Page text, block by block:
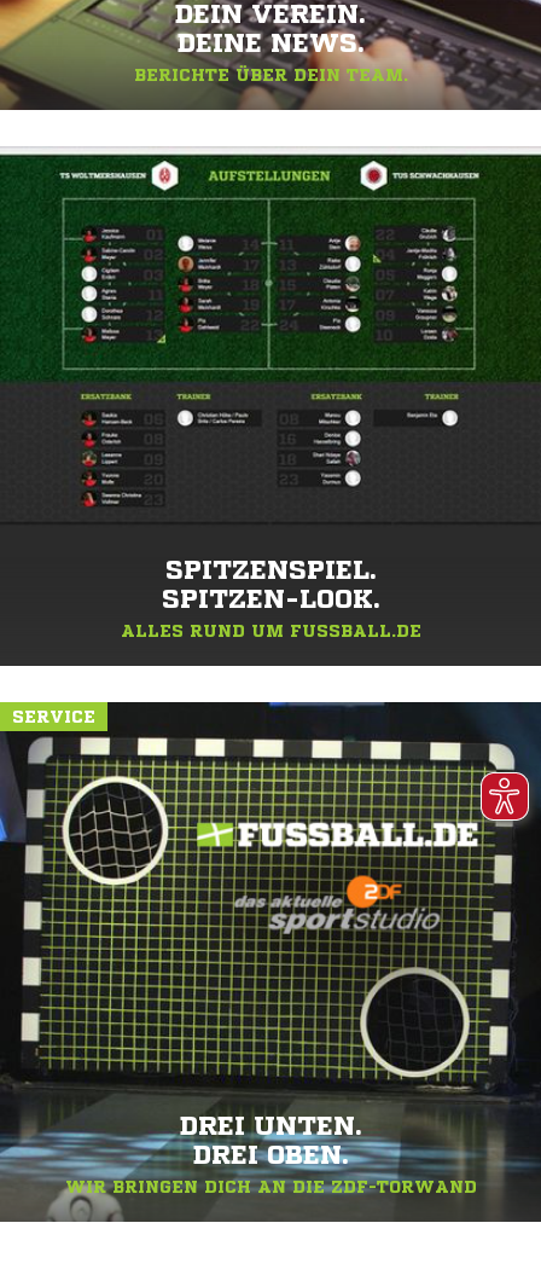
DEIN VEREIN.
DEINE NEWS.
BERICHTE ÜBER DEIN TEAM.
SPITZENSPIEL.
SPITZEN-LOOK.
ALLES RUND UM FUSSBALL.DE
SERVICE
DREI UNTEN.
DREI OBEN.
WIR BRINGEN DICH AN DIE ZDF-TORWAND